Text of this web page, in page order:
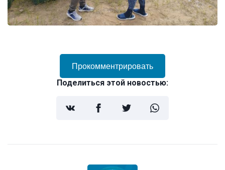
Прокомментрировать
Поделиться этой новостью: